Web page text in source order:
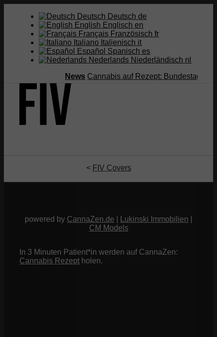
Deutsch Deutsch de
English Englisch en
Français Französisch fr
Italiano Italienisch it
Español Spanisch es
Nederlands Niederländisch nl
News Cannabis auf Rezept: Bundestag
< FIV Covers
powered by CannaZen.de Lukinski Immobilien
CM Models
In 3 Minuten Patient*in werden auf CannaZen:
Cannabis Rezept holen.